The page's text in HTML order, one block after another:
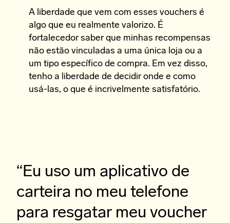
A liberdade que vem com esses vouchers é
algo que eu realmente valorizo. É
fortalecedor saber que minhas recompensas
não estão vinculadas a uma única loja ou a
um tipo específico de compra. Em vez disso,
tenho a liberdade de decidir onde e como
usá-las, o que é incrivelmente satisfatório.
“Eu uso um aplicativo de
carteira no meu telefone
para resgatar meu voucher